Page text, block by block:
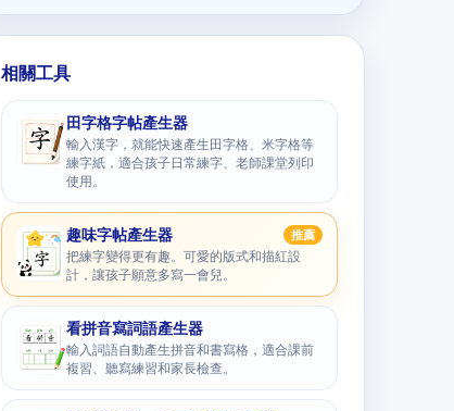
相關工具
田字格字帖產生器
輸入漢字，就能快速產生田字格、米字格等
練字紙，適合孩子日常練字、老師課堂列印
使用。
趣味字帖產生器 推薦
把練字變得更有趣。可愛的版式和描紅設
計，讓孩子願意多寫一會兒。
看拼音寫詞語產生器
輸入詞語自動產生拼音和書寫格，適合課前
複習、聽寫練習和家長檢查。